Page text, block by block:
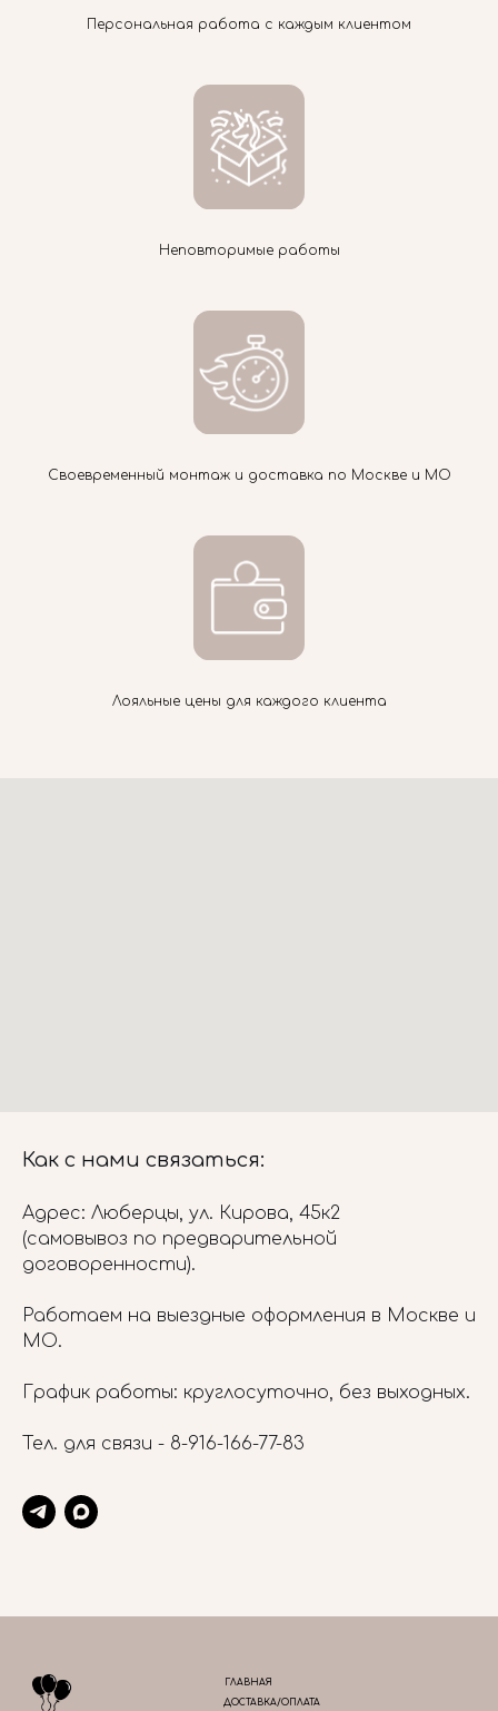
Персональная работа с каждым клиентом
Неповторимые работы
Своевременный монтаж и доставка по Москве и МО
Лояльные цены для каждого клиента
Как с нами связаться:
Адрес: Люберцы, ул. Кирова, 45к2
(самовывоз по предварительной
договоренности).
Работаем на выездные оформления в Москве и
МО.
График работы: круглосуточно, без выходных.
Тел. для связи - 8-916-166-77-83
ГЛАВНАЯ
ДОСТАВКА/ОПЛАТА